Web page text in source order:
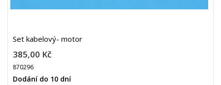
Set kabelový- motor
385,00 Kč
870296
Dodání do 10 dní